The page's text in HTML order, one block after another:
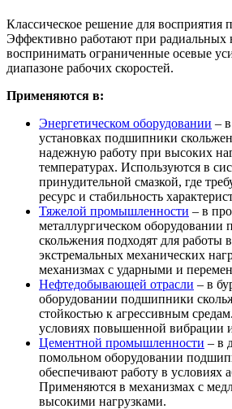
Классическое решение для восприятия
Эффективно работают при радиальных
воспринимать ограниченные осевые
диапазоне рабочих скоростей.
Применяются в:
Энергетическом оборудовании –
установках подшипники
надежную работу при высоких
температурах. Используются в
принудительной смазкой, где
ресурс и стабильность
Тяжелой промышленности – в
металлургическом
скольжения подходят для работы
экстремальных механических
механизмах с ударными и
Нефтедобывающей отрасли – в
оборудовании подшипники
стойкостью к агрессивным
условиях повышенной вибрации
Цементной промышленности – в
помольном оборудовании
обеспечивают работу в условиях
Применяются в механизмах с
высокими нагрузками.